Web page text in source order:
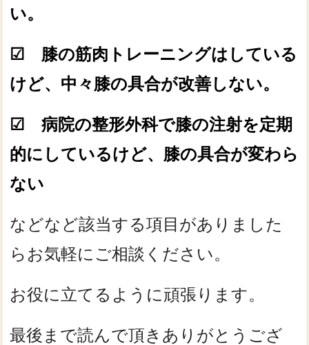
い。
☑ 膝の筋肉トレーニングはしている
けど、中々膝の具合が改善しない。
☑ 病院の整形外科で膝の注射を定期
的にしているけど、膝の具合が変わら
ない
などなど該当する項目がありました
らお気軽にご相談ください。
お役に立てるように頑張ります。
最後まで読んで頂きありがとうござ